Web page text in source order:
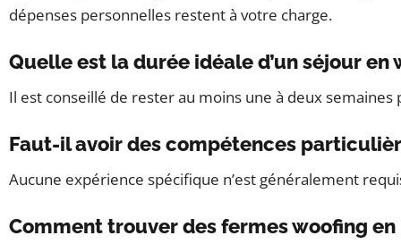
dépenses personnelles restent à votre charge.
Quelle est la durée idéale d’un séjour en
Il est conseillé de rester au moins une à deux
Faut-il avoir des compétences
Aucune expérience spécifique n’est généralement
Comment trouver des fermes woofing en